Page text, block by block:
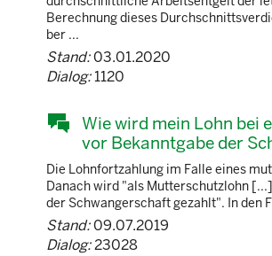
Berechnung dieses
ber ...
Stand:03.01.2020
Dialog:1120
Wie wird mein Lohn bei
vor Bekanntgabe der
Die Lohnfortzahlung im Falle eines
Danach wird "als Mutterschutzlohn
der Schwangerschaft gezahlt". In den
Stand:09.07.2019
Dialog:23028